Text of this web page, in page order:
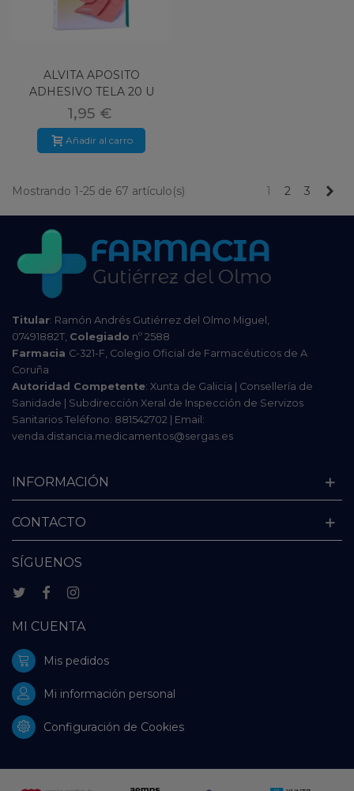
ALVITA APOSITO
ADHESIVO TELA 20 U
1,95 €
Añadir al carro
Mostrando 1-25 de 67 artículo(s) 1 2 3
Titular: Ramón Andrés Gutiérrez del Olmo Miguel,
07491882T, Colegiado nº 2588
Farmacia C-321-F, Colegio Oficial de Farmacéuticos de A
Coruña
Autoridad Competente: Xunta de Galicia | Consellería de
Sanidade | Subdirección Xeral de Inspección de Servizos
Sanitarios Teléfono: 881542702 | Email:
venda.distancia.medicamentos@sergas.es
INFORMACIÓN
CONTACTO
SÍGUENOS
MI CUENTA
Mis pedidos
Mi información personal
Configuración de Cookies